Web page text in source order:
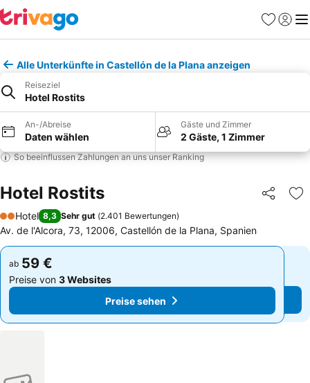
Favoriten
Alle Unterkünfte in Castellón de la Plana anzeigen
Reiseziel
Hotel Rostits
An-/Abreise
Daten wählen
Gäste und Zimmer
2 Gäste, 1 Zimmer
So beeinflussen Zahlungen an uns unser Ranking
Hotel Rostits Teilen
2 Sterne
Hotel 8,3 Sehr gut (2.401 Bewertungen)
Av. de l'Alcora, 73, 12006, Castellón de la Plana, Spanien
ab 59 €
Preise von 3 Websites
Preise sehen
ab 59 €
Preise von 3 Websites
Preise sehen